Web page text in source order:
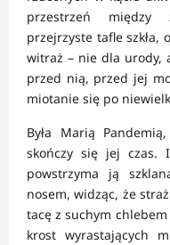
przestrzeń między
przejrzyste tafle szkła,
witraż – nie dla urody,
przed nią, przed jej
miotanie się po
Była Marią
skończy się jej czas.
powstrzyma ją
nosem, widząc, że
tacę z suchym
krost wyrastających